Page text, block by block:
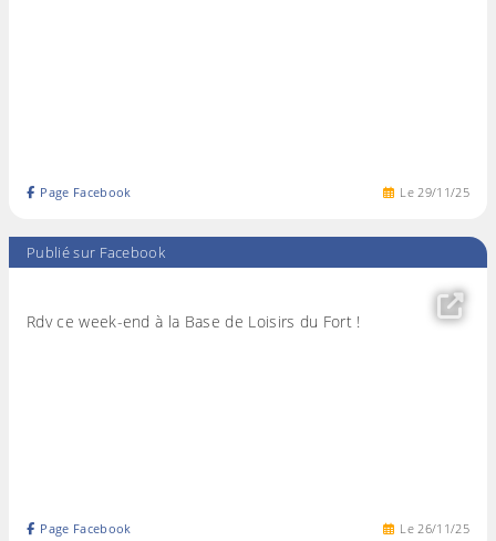
Le29/11/25
Page Facebook
Publié sur Facebook
Rdv ce week-end à la Base de Loisirs du Fort !
Le26/11/25
Page Facebook